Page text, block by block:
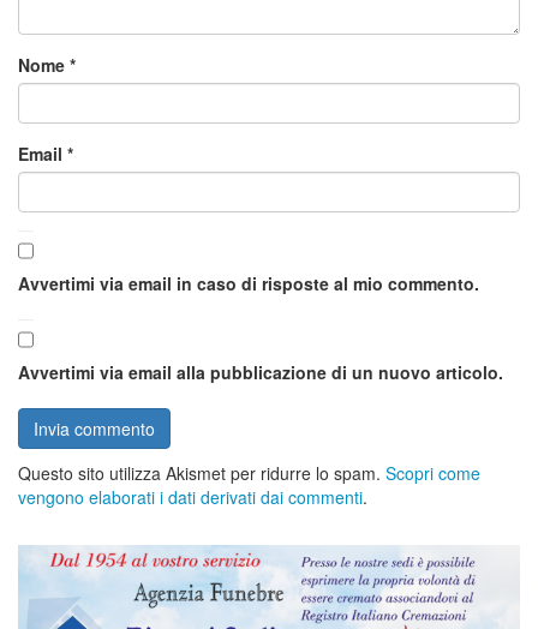
Nome *
Email *
Avvertimi via email in caso di risposte al mio commento.
Avvertimi via email alla pubblicazione di un nuovo articolo.
Questo sito utilizza Akismet per ridurre lo spam. Scopri come
vengono elaborati i dati derivati dai commenti.